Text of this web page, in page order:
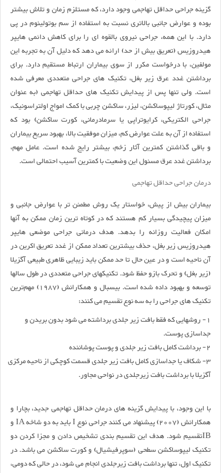
گزینه جراحی حداقل تهاجمی وجود دارد، که مستلزم زمان و تلاش بیشتر
بوده و عوارض جانبی بالاتری نسبت به استفاده از سم بوتولینوم در پی
دارد. با این همه، جراحی نیروی بالقوه ای را برای کاهش دائمی هایپر
هیدروزیس (تعریق بیش از حد) ارائه می دهد که دلیل آن به تجربه این
مولفین، با درخواست مکرر از سوی بیماران ارتباط مستقیم دارد. برای
برداشتن غدد عرق زیر بغل، تکنیک های جراحی متعددی معرفی شده
است. ولی تنها پس از پیدایش تکنیک های حداقل تهاجمی (به عنوان
مثال، کورتاژ لیپوساکشن، لیزر، ساکشن چربی با کمک امواج اولتراسونیک،
جراحی الکتریکی، کرایوتراپی یا سرمادرمانی، کورت ساکشن) بود که
استفاده از آن به علت عوارض کم، میزان موفقیت بالا، بهبود سریع بیماران
و باقی گذاشتن کمترین آثار زخم، بیشتر رایج شده است. عامل مهم،
برداشتن غدد عرق مسئول این وضعیت با کمترین آسیب احتمالی است.
درمان جراحی حداقل تهاجمی
بیماران بیش از پیش، خواستار یک روش مطمئن تر با عوارض جانبی و
میزان پیچیدگی بسیار کم هستند که در کوتاه ترین زمان ممکن به آنها
امکان فعالیت روزانه را بدهد. هدف درمانی جراحی موضعی هایپر
هیدروزیس زیر بغل، حذف بیشترین تعداد ممکن از غدد تعریق اکرین در
آن ناحیه است و در عین حال تا حد ممکن باید زیبایی ظاهری طبیعی آگزیلا
(زیر بغل) و تحرک بازو حفظ شود. تکنیکهای جراحی متعددی در طول سالها
توسعه و بهبود داده شده است. بیسبال و همکارانش (1987) مهم‌ترین
تکنیک های جراحی را به سه نوع تقسیم می کنند:
1- روشهایی که فقط بافت زیر جلدی برداشته می شود بدون بریدن و
جداسازی پوست.
2- برداشت کامل بافت زیر جلدی و پوست پوشاننده
3- شکاف یا جداسازی کامل بافت زیر جلدی قسمت کوچکی از ناحیه مرکزی
آگزیلا با برداشت بافت زیر‌جلدی در نواحی مجاور.
با این وجود، با پیدایش گزینه های درمان حداقل تهاجمی جدید، بچارا و
همکارانش (2007) پیشنهاد می کنند جراحی نوع I باید به دو شاخه IA و
IBتقسیم شود. هدف این تقسیم بندی تشخیص دادن و مجزا کردن دو
تکنیک لیپوساکشن سطحی (سوپرفیشیال) و کورت ساکشن می باشد. در
تکنیک اول، تنها برداشت بافت زیرجلدی انجام می شود، در حالی که دومی،